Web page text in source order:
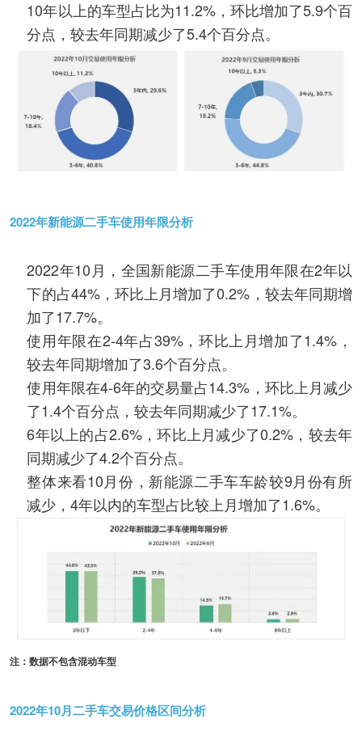
10年以上的车型占比为11.2%，环比增加了5.9个百
分点，较去年同期减少了5.4个百分点。
2022年新能源二手车使用年限分析
2022年10月，全国新能源二手车使用年限在2年以
下的占44%，环比上月增加了0.2%，较去年同期增
加了17.7%。
使用年限在2-4年占39%，环比上月增加了1.4%，
较去年同期增加了3.6个百分点。
使用年限在4-6年的交易量占14.3%，环比上月减少
了1.4个百分点，较去年同期减少了17.1%。
6年以上的占2.6%，环比上月减少了0.2%，较去年
同期减少了4.2个百分点。
整体来看10月份，新能源二手车车龄较9月份有所
减少，4年以内的车型占比较上月增加了1.6%。
注：数据不包含混动车型
2022年10月二手车交易价格区间分析